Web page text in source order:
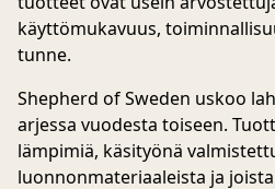
käyttömukavuus,
tunne.
Shepherd of Sweden uskoo
arjessa vuodesta toiseen.
lämpimiä, käsityönä
luonnonmateriaaleista ja